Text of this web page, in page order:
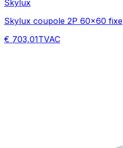
Skylux
Skylux coupole 2P 60x60 fixe
€ 703,01TVAC